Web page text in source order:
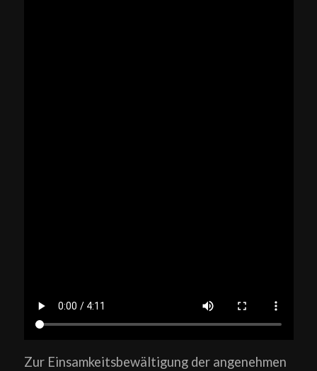
Zur Einsamkeitsbewältigung der angenehmen